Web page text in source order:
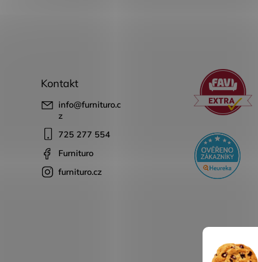
Kontakt
info@furnituro.c
z
725 277 554
Furnituro
furnituro.cz